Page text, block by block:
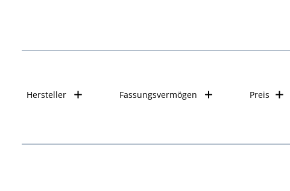
Hersteller Fassungsvermögen Preis